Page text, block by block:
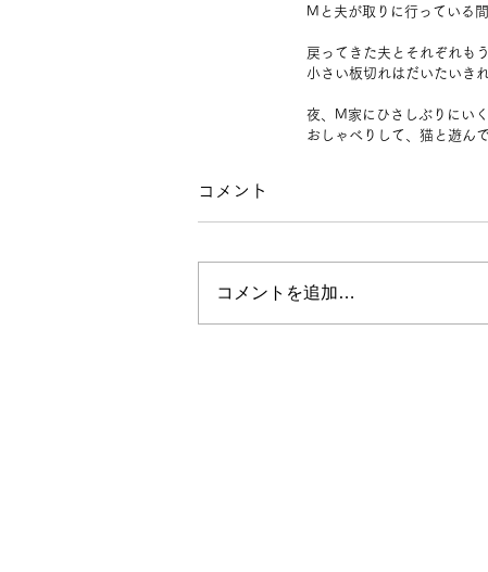
Mと夫が取りに行っている
戻ってきた夫とそれぞれも
小さい板切れはだいたいき
夜、M家にひさしぶりにい
おしゃべりして、猫と遊ん
コメント
コメントを追加…